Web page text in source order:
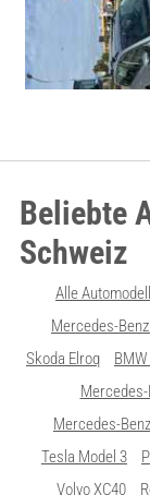
Beliebte
Schweiz
Alle
Mercedes-
Skoda Elroq
BMW
Mercedes-
Tesla Model 3
Volvo XC40